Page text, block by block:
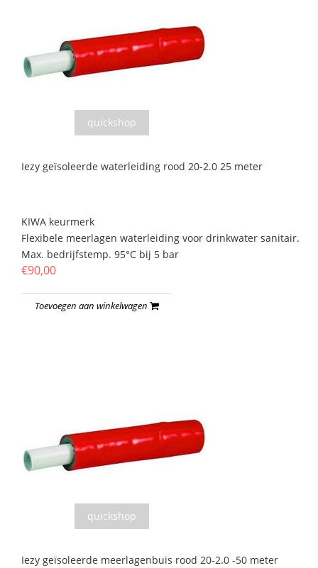
quickshop
Iezy geïsoleerde waterleiding rood 20-2.0 25 meter
KIWA keurmerk
Flexibele meerlagen waterleiding voor drinkwater sanitair.
Max. bedrijfstemp. 95°C bij 5 bar
€90,00
Toevoegen aan winkelwagen
quickshop
Iezy geïsoleerde meerlagenbuis rood 20-2.0 -50 meter